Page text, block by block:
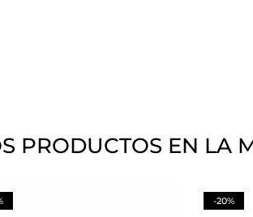
PRODUCTOS EN LA
-20%